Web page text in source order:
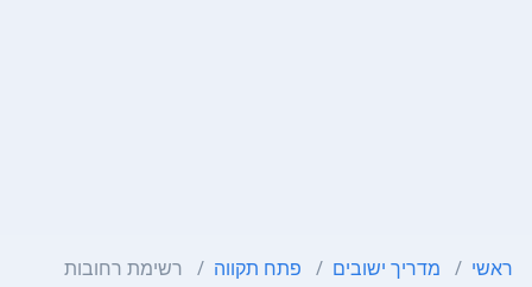
ראשי מדריך ישובים פתח תקווה רשימת רחובות